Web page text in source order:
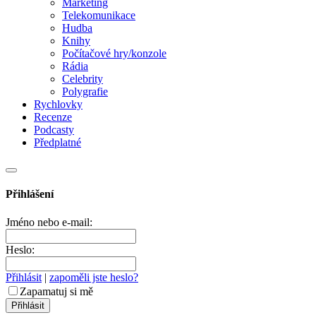
Marketing
Telekomunikace
Hudba
Knihy
Počítačové hry/konzole
Rádia
Celebrity
Polygrafie
Rychlovky
Recenze
Podcasty
Předplatné
Přihlášení
Jméno nebo e-mail:
Heslo:
Přihlásit | zapoměli jste heslo?
Zapamatuj si mě